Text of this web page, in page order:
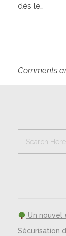
dès le…
Comments
Un
Sécurisation